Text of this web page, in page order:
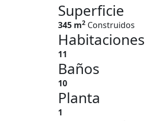
Superficie
345 m2 Construidos
Habitaciones
11
Baños
10
Planta
1